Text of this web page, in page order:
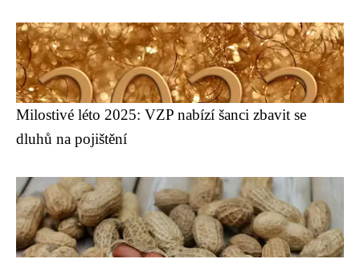
Milostivé léto 2025: VZP nabízí šanci zbavit se
dluhů na pojištění